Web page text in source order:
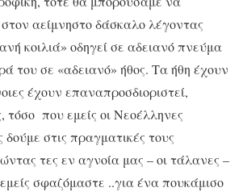
αείμνηστο δάσκαλο λέγοντας
κοιλιά» οδηγεί σε αδειανό πνεύμα
του σε «αδειανό» ήθος. Τα ήθη έχουν
έχουν επαναπροσδιοριστεί,
τόσο που εμείς οι Νεοέλληνες
στις πραγματικές τους
τες εν αγνοία μας – οι τάλανες –
σφαζόμαστε ..για ένα πουκάμισο